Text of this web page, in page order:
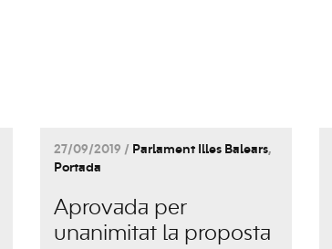
27/09/2019 / Parlament Illes Balears,
Portada
Aprovada per
unanimitat la proposta